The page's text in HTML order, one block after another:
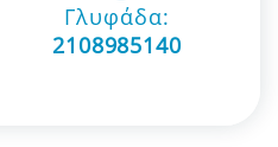
Γλυφάδα:
2108985140